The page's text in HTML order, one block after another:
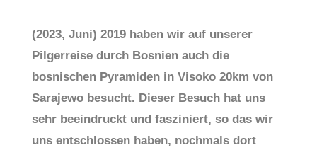
(2023, Juni) 2019 haben wir auf unserer
Pilgerreise durch Bosnien auch die
bosnischen Pyramiden in Visoko 20km von
Sarajewo besucht. Dieser Besuch hat uns
sehr beeindruckt und fasziniert, so das wir
uns entschlossen haben, nochmals dort